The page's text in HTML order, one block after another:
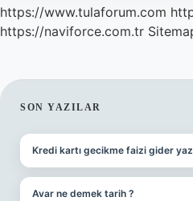
https://www.tulaforum.com
https://naviforce.com.tr
SIDEBAR
SON YAZILAR
Kredi kartı gecikme faizi gider
Avar ne demek tarih ?